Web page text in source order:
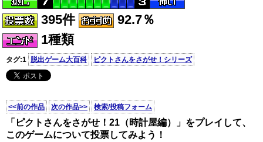
395件
92.7％
1種類
タグ:1 脱出ゲーム大百科 ピクトさんをさがせ！シリーズ
<<前の作品 次の作品>> 検索/投稿フォーム
「ピクトさんをさがせ！21（時計屋編）」をプレイして、
このゲームについて投票してみよう！